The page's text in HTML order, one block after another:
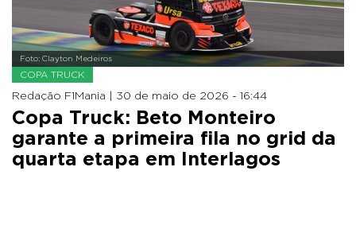
Foto: Clayton Medeiros
COPA TRUCK
Redação F1Mania | 30 de maio de 2026 - 16:44
Copa Truck: Beto Monteiro
garante a primeira fila no grid da
quarta etapa em Interlagos